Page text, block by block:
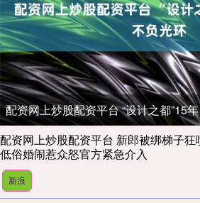
配资网上炒股配资平台 “设计之都”15
配资网上炒股配资平台 新郎被绑梯子
低俗婚闹惹众怒官方紧急介入
新浪